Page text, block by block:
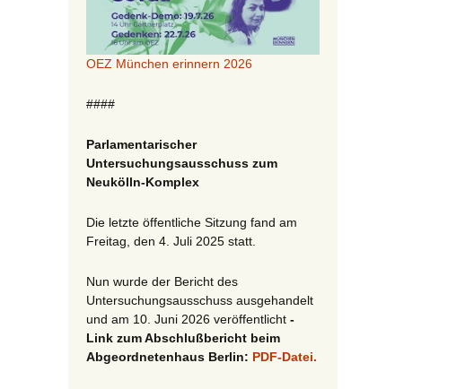
OEZ München erinnern 2026
####
Parlamentarischer
Untersuchungsausschuss zum
Neukölln-Komplex
Die letzte öffentliche Sitzung fand am
Freitag, den 4. Juli 2025 statt.
Nun wurde der Bericht des
Untersuchungsausschuss ausgehandelt
und am 10. Juni 2026 veröffentlicht -
Link zum Abschlußbericht beim
Abgeordnetenhaus Berlin: PDF-Datei.